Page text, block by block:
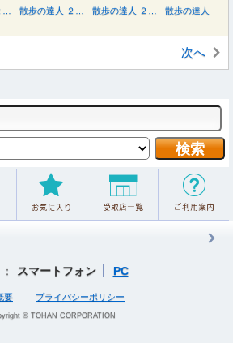
次へ
スマートフォン PC
要 プライバシーポリシー
© TOHAN CORPORATION